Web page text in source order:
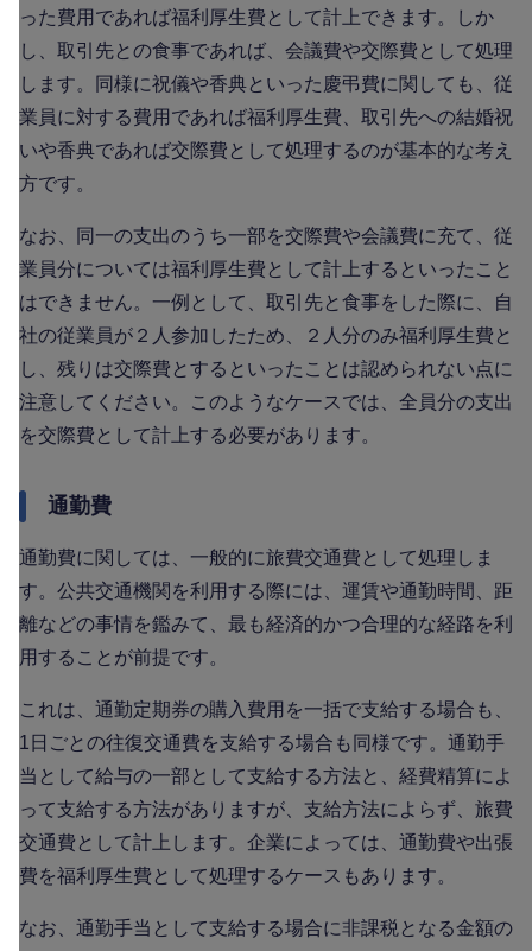
った費用であれば福利厚生費として計上できます。しか
し、取引先との食事であれば、会議費や交際費として処理
します。同様に祝儀や香典といった慶弔費に関しても、従
業員に対する費用であれば福利厚生費、取引先への結婚祝
いや香典であれば交際費として処理するのが基本的な考え
方です。
なお、同一の支出のうち一部を交際費や会議費に充て、従
業員分については福利厚生費として計上するといったこと
はできません。一例として、取引先と食事をした際に、自
社の従業員が２人参加したため、２人分のみ福利厚生費と
し、残りは交際費とするといったことは認められない点に
注意してください。このようなケースでは、全員分の支出
を交際費として計上する必要があります。
通勤費
通勤費に関しては、一般的に旅費交通費として処理しま
す。公共交通機関を利用する際には、運賃や通勤時間、距
離などの事情を鑑みて、最も経済的かつ合理的な経路を利
用することが前提です。
これは、通勤定期券の購入費用を一括で支給する場合も、
1日ごとの往復交通費を支給する場合も同様です。通勤手
当として給与の一部として支給する方法と、経費精算によ
って支給する方法がありますが、支給方法によらず、旅費
交通費として計上します。企業によっては、通勤費や出張
費を福利厚生費として処理するケースもあります。
なお、通勤手当として支給する場合に非課税となる金額の